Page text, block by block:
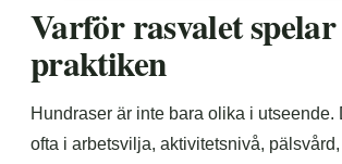
Varför rasvalet
praktiken
Hundraser är inte bara olika i utseende.
ofta i arbetsvilja, aktivitetsnivå,